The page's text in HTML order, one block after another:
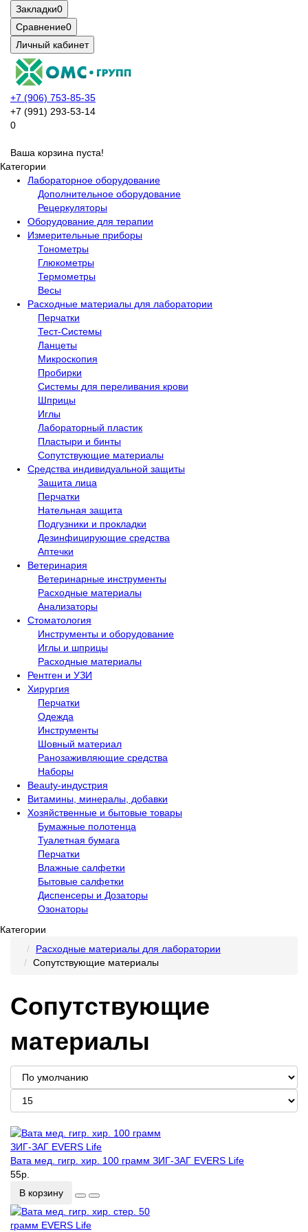
Закладки0
Сравнение0
Личный кабинет
+7 (906) 753-85-35
+7 (991) 293-53-14
0
Ваша корзина пуста!
Категории
Лабораторное оборудование
Дополнительное оборудование
Рецеркуляторы
Оборудование для терапии
Измерительные приборы
Тонометры
Глюкометры
Термометры
Весы
Расходные материалы для лаборатории
Перчатки
Тест-Системы
Ланцеты
Микроскопия
Пробирки
Системы для переливания крови
Шприцы
Иглы
Лабораторный пластик
Пластыри и бинты
Сопутствующие материалы
Средства индивидуальной защиты
Защита лица
Перчатки
Нательная защита
Подгузники и прокладки
Дезинфицирующие средства
Аптечки
Ветеринария
Ветеринарные инструменты
Расходные материалы
Анализаторы
Стоматология
Инструменты и оборудование
Иглы и шприцы
Расходные материалы
Рентген и УЗИ​
Хирургия
Перчатки
Одежда
Инструменты
Шовный материал
Ранозаживляющие средства
Наборы
Beauty-индустрия
Витамины, минералы, добавки
Хозяйственные и бытовые товары
Бумажные полотенца
Туалетная бумага
Перчатки
Влажные салфетки
Бытовые салфетки
Диспенсеры и Дозаторы
Озонаторы
Категории
Расходные материалы для лаборатории
Сопутствующие материалы
Сопутствующие
материалы
Вата мед. гигр. хир. 100 грамм ЗИГ-ЗАГ EVERS Life
55р.
В корзину